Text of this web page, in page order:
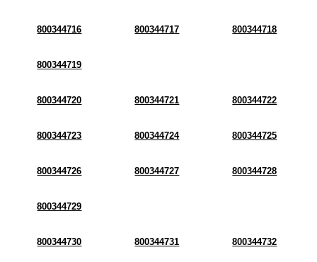
800344716 800344717 800344718
800344719
800344720 800344721 800344722
800344723 800344724 800344725
800344726 800344727 800344728
800344729
800344730 800344731 800344732